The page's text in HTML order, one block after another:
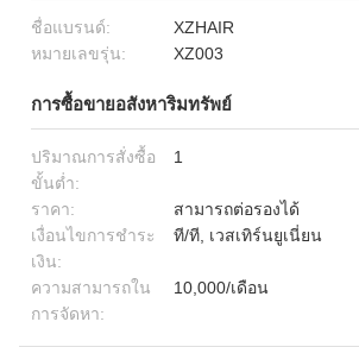
ชื่อแบรนด์:
XZHAIR
หมายเลขรุ่น:
XZ003
การซื้อขายอสังหาริมทรัพย์
ปริมาณการสั่งซื้อ
ขั้นต่ำ:
1
ราคา:
สามารถต่อรองได้
เงื่อนไขการชำระ
เงิน:
ที/ที, เวสเทิร์นยูเนี่ยน
ความสามารถใน
การจัดหา:
10,000/เดือน